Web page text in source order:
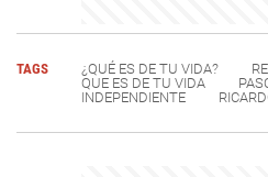
TAGS ¿QUÉ ES DE TU VIDA?
QUE ES DE TU VIDA
INDEPENDIENTE